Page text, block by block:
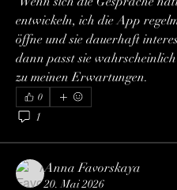
entwickeln, ich die App
öffne und sie dauerhaft
dann passt sie wahrscheinlich
zu meinen Erwartungen.
0
1
Anna Favorskaya
20. Mai 2026